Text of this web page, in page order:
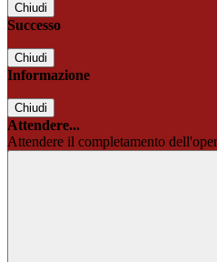
Chiudi
Successo
Chiudi
Informazione
Chiudi
Attendere...
Attendere il completamento